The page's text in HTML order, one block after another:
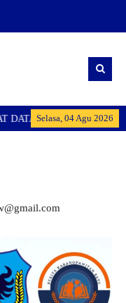
Selasa, 04 Agu 2026
RESMI SMPN 1